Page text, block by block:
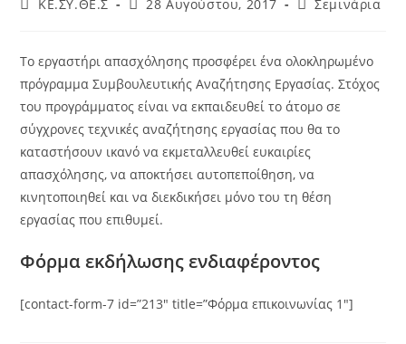
KE.ΣΥ.ΘΕ.Σ 28 Αυγούστου, 2017 Σεμινάρια
Το εργαστήρι απασχόλησης προσφέρει ένα ολοκληρωμένο
πρόγραμμα Συμβουλευτικής Αναζήτησης Εργασίας. Στόχος
του προγράμματος είναι να εκπαιδευθεί το άτομο σε
σύγχρονες τεχνικές αναζήτησης εργασίας που θα το
καταστήσουν ικανό να εκμεταλλευθεί ευκαιρίες
απασχόλησης, να αποκτήσει αυτοπεποίθηση, να
κινητοποιηθεί και να διεκδικήσει μόνο του τη θέση
εργασίας που επιθυμεί.
Φόρμα εκδήλωσης ενδιαφέροντος
[contact-form-7 id=”213″ title=”Φόρμα επικοινωνίας 1″]